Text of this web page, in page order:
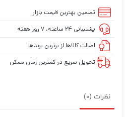
تضمین بهترین قیمت بازار
پشتیبانی ۲۴ ساعته، ۷ روز هفته
اصالت کالاها از برترین برندها
تحویل سریع در کمترین زمان ممکن
نظرات (0)